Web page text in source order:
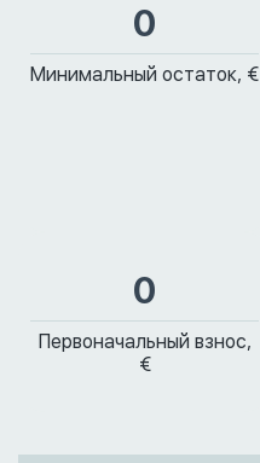
0
Минимальный остаток, €
0
Первоначальный взнос,
€